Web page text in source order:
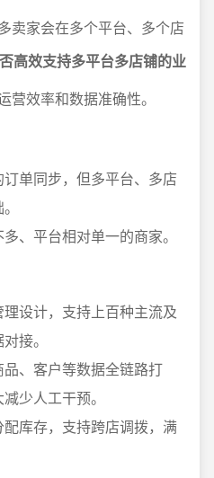
卖家会在多个平台、多个店
高效支持多平台多店铺的业
营效率和数据准确性。
单同步，但多平台、多店
、平台相对单一的商家。
设计，支持上百种主流及
接。
、客户等数据全链路打
少人工干预。
库存，支持跨店调拨，满